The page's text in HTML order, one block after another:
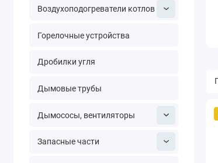
Воздухоподогреватели котлов
Горелочные устройства
Дробилки угля
Дымовые трубы
Дымососы, вентиляторы
Запасные части